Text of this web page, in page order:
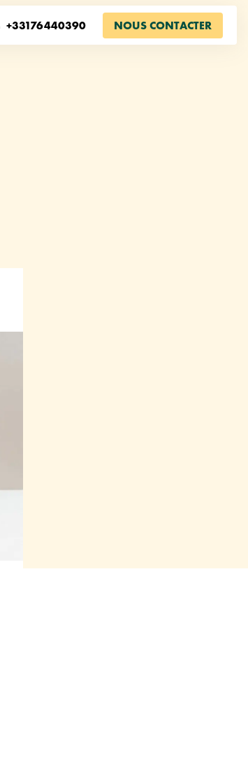
Se Connecter
+33176440390 NOUS CONTACTER